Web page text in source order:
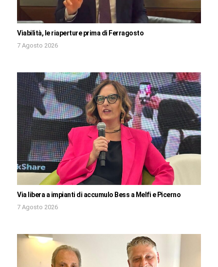
Viabilità, le riaperture prima di Ferragosto
7 Agosto 2026
Via libera a impianti di accumulo Bess a Melfi e Picerno
7 Agosto 2026